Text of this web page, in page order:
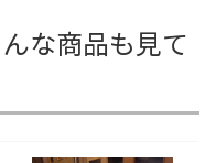
な商品も見て